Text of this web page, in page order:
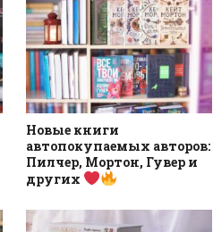
Новые книги
автопокупаемых авторов:
Пилчер, Мортон, Гувер и
других